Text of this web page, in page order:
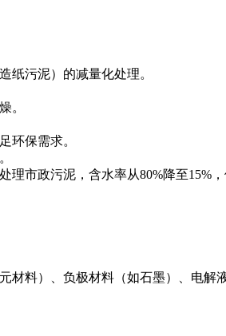
纸污泥）的减量化处理。
。
环保需求。
市政污泥，含水率从80%降至15%，
材料）、负极材料（如石墨）、电解